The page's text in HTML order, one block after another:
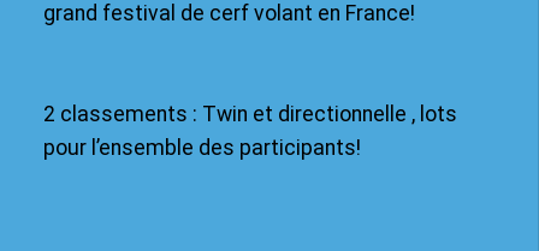
grand festival de cerf volant en France!
2 classements : Twin et directionnelle , lots
pour l’ensemble des participants!